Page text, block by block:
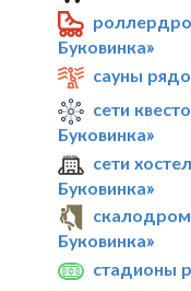
Буковинка»
сауны
сети
Буковинка»
сети
Буковинка»
Буковинка»
стадионы